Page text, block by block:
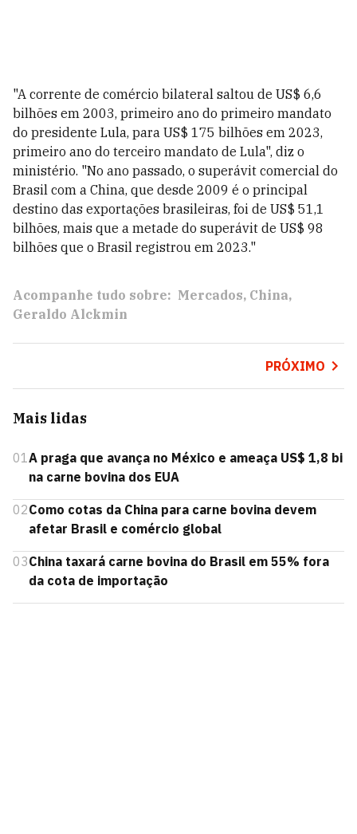
"A corrente de comércio bilateral saltou de US$ 6,6
bilhões em 2003, primeiro ano do primeiro mandato
do presidente Lula, para US$ 175 bilhões em 2023,
primeiro ano do terceiro mandato de Lula", diz o
ministério. "No ano passado, o superávit comercial do
Brasil com a China, que desde 2009 é o principal
destino das exportações brasileiras, foi de US$ 51,1
bilhões, mais que a metade do superávit de US$ 98
bilhões que o Brasil registrou em 2023."
Acompanhe tudo sobre: Mercados China
Geraldo Alckmin
PRÓXIMO
Mais lidas
01A praga que avança no México e ameaça US$ 1,8 bi
na carne bovina dos EUA
02Como cotas da China para carne bovina devem
afetar Brasil e comércio global
03China taxará carne bovina do Brasil em 55% fora
da cota de importação